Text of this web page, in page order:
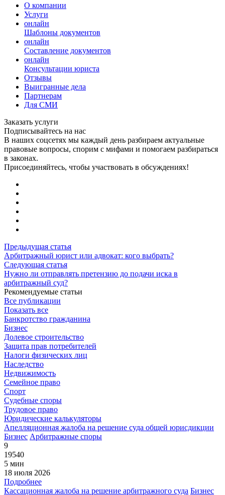
О компании
Услуги
онлайн
Шаблоны документов
онлайн
Составление документов
онлайн
Консультации юриста
Отзывы
Выигранные дела
Партнерам
Для СМИ
Заказать услуги
Подписывайтесь на нас
В наших соцсетях мы каждый день разбираем актуальные
правовые вопросы, спорим с мифами и помогаем разбираться
в законах.
Присоединяйтесь, чтобы участвовать в обсуждениях!
Предыдущая статья
Арбитражный юрист или адвокат: кого выбрать?
Следующая статья
Нужно ли отправлять претензию до подачи иска в
арбитражный суд?
Рекомендуемые статьи
Все публикации
Показать все
Банкротство гражданина
Бизнес
Долевое строительство
Защита прав потребителей
Налоги физических лиц
Наследство
Недвижимость
Семейное право
Спорт
Судебные споры
Трудовое право
Юридические калькуляторы
Апелляционная жалоба на решение суда общей юрисдикции
Бизнес Арбитражные споры
9
19540
5 мин
18 июля 2026
Подробнее
Кассационная жалоба на решение арбитражного суда Бизнес